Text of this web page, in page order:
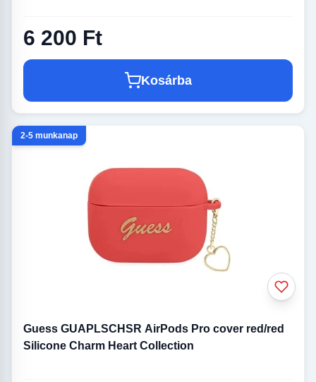
6 200 Ft
Kosárba
2-5 munkanap
Guess GUAPLSCHSR AirPods Pro cover red/red
Silicone Charm Heart Collection